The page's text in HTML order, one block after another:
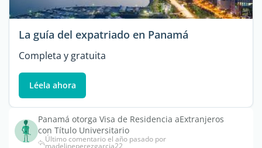
La guía del expatriado en Panamá
Completa y gratuita
Léela ahora
Panamá otorga Visa de Residencia aExtranjeros
con Título Universitario
Último comentario el año pasado por
madelineperezgarcia22